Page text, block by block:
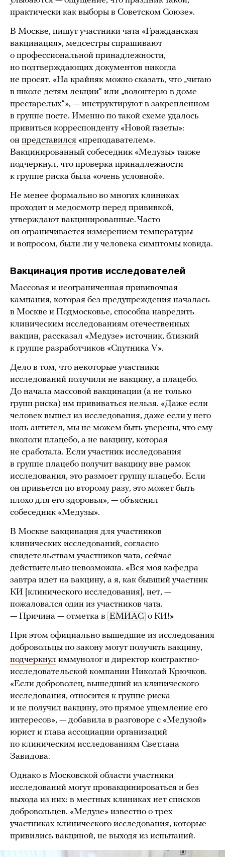
практически как выборы в Советском Союзе».
В Москве, пишут участники чата «Гражданская
вакцинация», медсестры спрашивают
о профессиональной принадлежности,
но подтверждающих документов никогда
не просят. «На крайняк можно сказать, что „читаю
в школе детям лекции“ или „волонтерю в доме
престарелых“», — инструктируют в закрепленном
в группе посте. Именно по такой схеме удалось
привиться корреспонденту «Новой газеты»:
он представился «преподавателем».
Вакцинированный собеседник «Медузы» также
подчеркнул, что проверка принадлежности
к группе риска была «очень условной».
Не менее формально во многих клиниках
проходит и медосмотр перед прививкой,
утверждают вакцинированные. Часто
он ограничивается измерением температуры
и вопросом, были ли у человека симптомы ковида.
Вакцинация против исследователей
Массовая и неограниченная прививочная
кампания, которая без предупреждения началась
в Москве и Подмосковье, способна навредить
клиническим исследованиям отечественных
вакцин, рассказал «Медузе» источник, близкий
к группе разработчиков «Спутника V».
Дело в том, что некоторые участники
исследований получили не вакцину, а плацебо.
До начала массовой вакцинации (а не только
групп риска) им прививаться нельзя. «Даже если
человек вышел из исследования, даже если у него
ноль антител, мы не можем быть уверены, что ему
вкололи плацебо, а не вакцину, которая
не сработала. Если участник исследования
в группе плацебо получит вакцину вне рамок
исследования, это размоет группу плацебо. Если
он привьется по второму разу, это может быть
плохо для его здоровья», — объяснил
собеседник «Медузы».
В Москве вакцинация для участников
клинических исследований, согласно
свидетельствам участников чата, сейчас
действительно невозможна. «Вся моя кафедра
завтра идет на вакцину, а я, как бывший участник
КИ [клинического исследования], нет, —
пожаловался один из участников чата.
— Причина — отметка в ЕМИАС о КИ!»
При этом официально вышедшие из исследования
добровольцы по закону могут получить вакцину,
подчеркнул иммунолог и директор контрактно-
исследовательской компании Николай Крючков.
«Если доброволец, вышедший из клинического
исследования, относится к группе риска
и не получил вакцину, это прямое ущемление его
интересов», — добавила в разговоре с «Медузой»
юрист и глава ассоциации организаций
по клиническим исследованиям Светлана
Завидова.
Однако в Московской области участники
исследований могут провакцинироваться и без
выхода из них: в местных клиниках нет списков
добровольцев. «Медузе» известно о трех
участниках клинического исследования, которые
привились вакциной, не выходя из испытаний.